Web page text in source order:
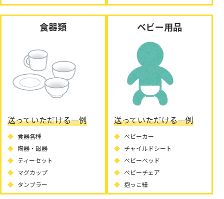
食器類
送っていただける一例
食器各種
陶器・磁器
ティーセット
マグカップ
タンブラー
ベビー用品
送っていただける一例
ベビーカー
チャイルドシート
ベビーベッド
ベビーチェア
抱っこ紐